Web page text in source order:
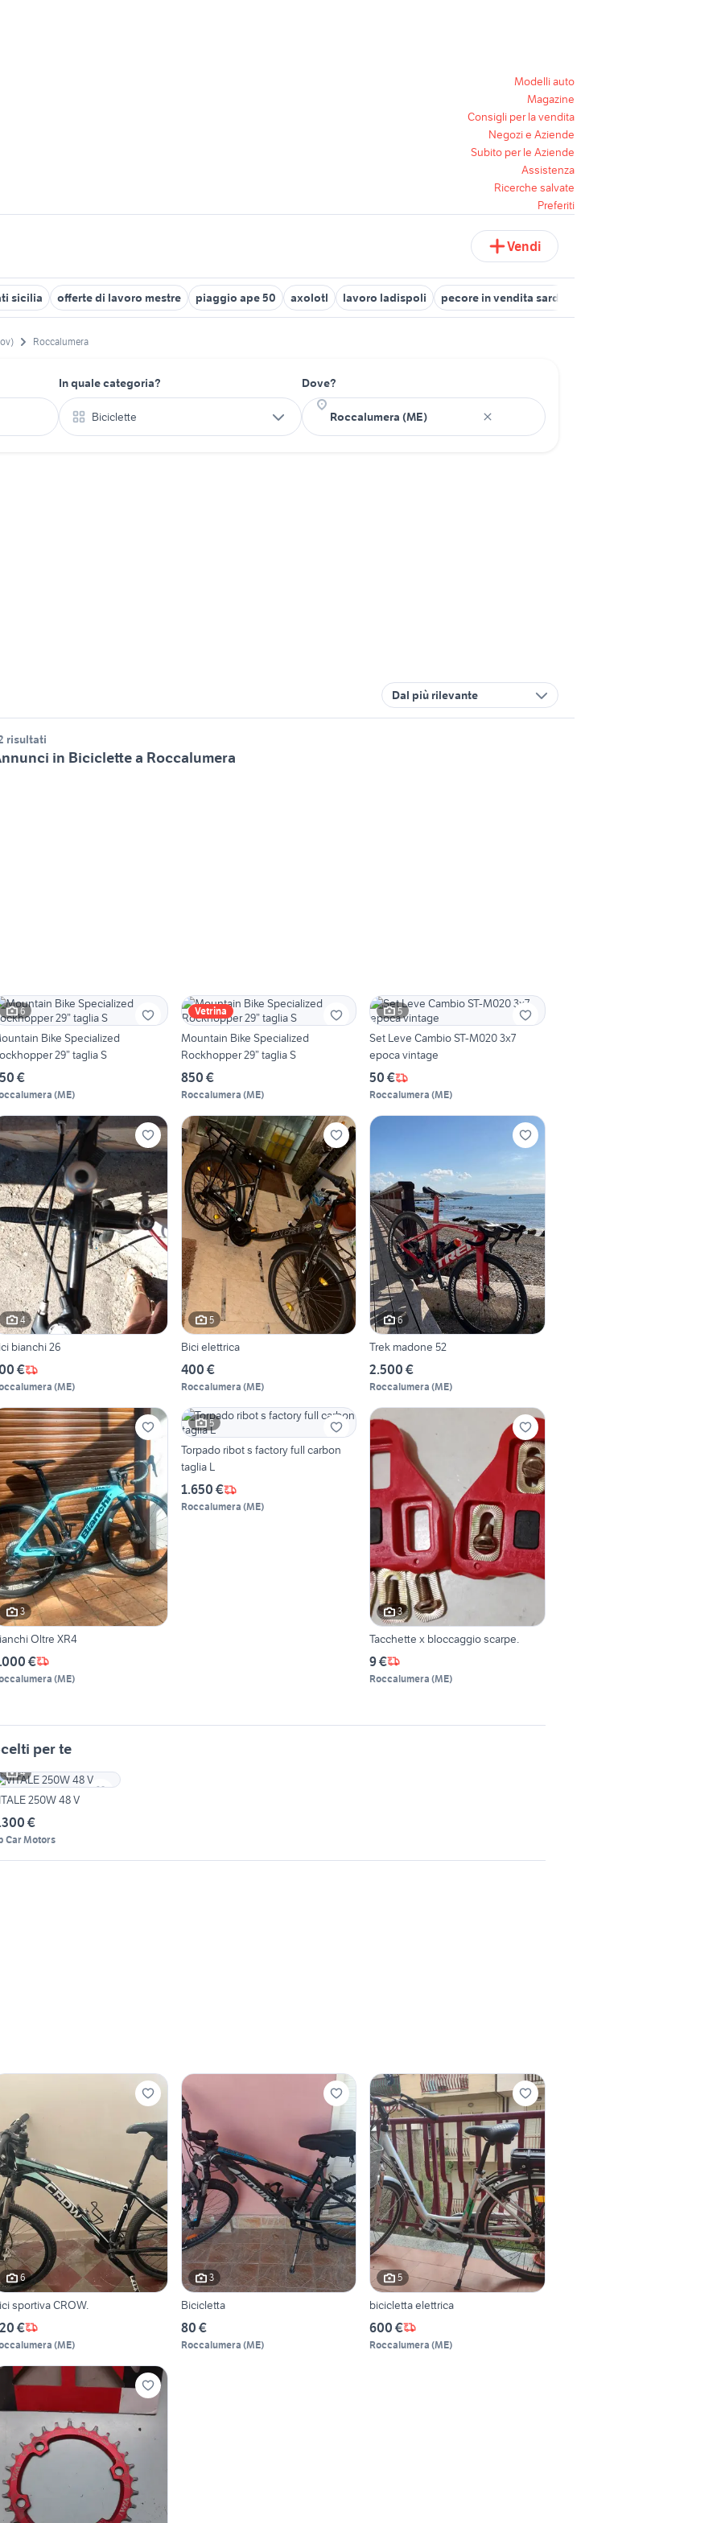
Modelli auto
Magazine
Consigli per la vendita
Negozi e Aziende
Subito per le Aziende
Assistenza
Ricerche salvate
Preferiti
Vendi
sicilia offerte di lavoro mestre piaggio ape 50 axolotl lavoro ladispoli pecore in vendita sardegna
Roccalumera
In quale categoria?
Biciclette
Dove?
Dal più rilevante
risultati
in Biciclette a Roccalumera
6
Bike Specialized
29” taglia S
€
(ME)
Vetrina
Mountain Bike Specialized
Rockhopper 29” taglia S
850 €
Roccalumera (ME)
5
Set Leve Cambio ST-M020 3x7
epoca vintage
50 €
Roccalumera (ME)
4
bianchi 26
€
(ME)
5
Bici elettrica
400 €
Roccalumera (ME)
6
Trek madone 52
2.500 €
Roccalumera (ME)
3
Oltre XR4
€
(ME)
5
Torpado ribot s factory full carbon
taglia L
1.650 €
Roccalumera (ME)
3
Tacchette x bloccaggio scarpe.
9 €
Roccalumera (ME)
per te
4
250W 48 V
€
Car Motors
6
sportiva CROW.
€
(ME)
3
Bicicletta
80 €
Roccalumera (ME)
5
bicicletta elettrica
600 €
Roccalumera (ME)